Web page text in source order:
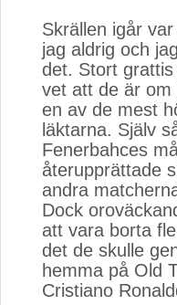
Skrällen igår
jag aldrig och
det. Stort
vet att de är om
en av de mest
läktarna. Själv
Fenerbahces
återupprättade
andra
Dock
att vara borta
det de skulle
hemma på Old
Cristiano